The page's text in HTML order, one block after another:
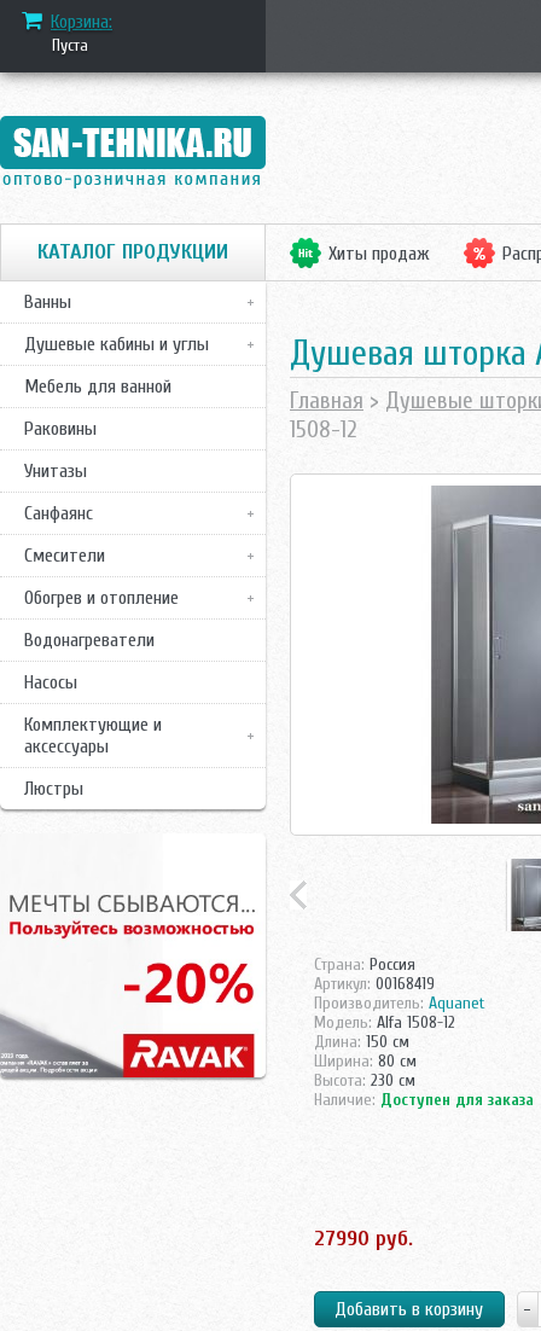
Корзина:
Пуста
КАТАЛОГ ПРОДУКЦИИ
Ванны
Душевые кабины и углы
Мебель для ванной
Раковины
Унитазы
Санфаянс
Смесители
Обогрев и отопление
Водонагреватели
Насосы
Комплектующие и
аксессуары
Люстры
Хиты продаж
Душевая шторка
Главная > Душевые
1508-12
Страна: Россия
Артикул: 00168419
Производитель: Aquanet
Модель: Alfa 1508-12
Длина: 150 см
Ширина: 80 см
Высота: 230 см
Наличие: Доступен для заказа
27990 руб.